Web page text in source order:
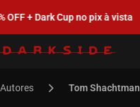
OFF + Dark Cup no pix à vista
Autores Tom Shachtman